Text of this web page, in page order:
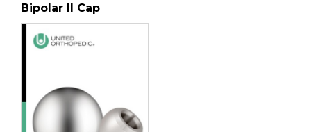
Bipolar II Cap